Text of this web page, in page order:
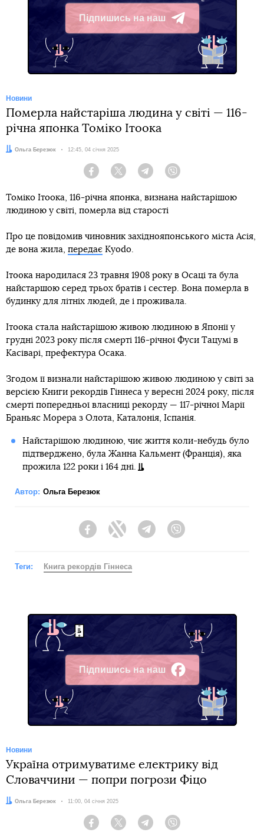
Підпишись на наш
Telegram
Новини
Померла найстаріша людина у світі — 116-
річна японка Томіко Ітоока
Автор:
Ольга Березюк Дата:
12:45, 04 січня 2025
Facebook Twitter Telegram
Томіко Ітоока, 116-річна японка, визнана найстарішою
людиною у світі, померла від старості
Про це повідомив чиновник західнояпонського міста Асія,
де вона жила, передає Kyodo.
Ітоока народилася 23 травня 1908 року в Осаці та була
найстаршою серед трьох братів і сестер. Вона померла в
будинку для літніх людей, де і проживала.
Ітоока стала найстарішою живою людиною в Японії у
грудні 2023 року після смерті 116-річної Фуси Тацумі в
Касіварі, префектура Осака.
Згодом її визнали найстарішою живою людиною у світі за
версією Книги рекордів Гіннеса у вересні 2024 року, після
смерті попередньої власниці рекорду — 117-річної Марії
Браньяс Морера з Олота, Каталонія, Іспанія.
Найстарішою людиною, чиє життя коли-небудь було
підтверджено, була Жанна Кальмент (Франція), яка
прожила 122 роки і 164 дні.
Автор: Ольга Березюк
FacebookTwitter Telegram
Теги: Книга рекордів Гіннеса
Підпишись на наш
Facebook
Новини
Україна отримуватиме електрику від
Словаччини — попри погрози Фіцо
Автор:
Ольга Березюк Дата:
11:00, 04 січня 2025
Facebook Twitter Telegram